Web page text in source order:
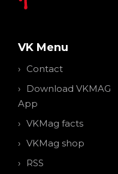
VK Menu
Contact
Download VKMAG
App
VKMag facts
VKMag shop
RSS